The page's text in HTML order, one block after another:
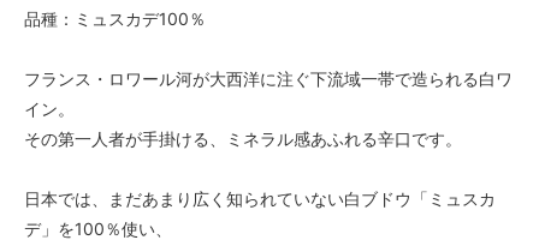
品種：ミュスカデ100％
フランス・ロワール河が大西洋に注ぐ下流域一帯で造られる白ワ
イン。
その第一人者が手掛ける、ミネラル感あふれる辛口です。
日本では、まだあまり広く知られていない白ブドウ「ミュスカ
デ」を100％使い、